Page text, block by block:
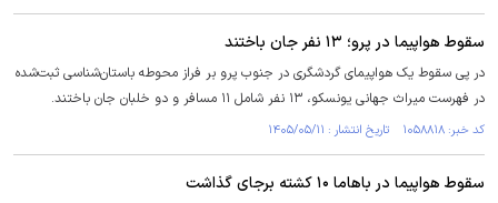
سقوط هواپیما در پرو؛ ۱۳ نفر جان باختند
در پی سقوط یک هواپیمای گردشگری در جنوب پرو بر فراز محوطه باستان‌شناسی ثبت‌شده
در فهرست میراث جهانی یونسکو، ۱۳ نفر شامل ۱۱ مسافر و دو خلبان جان باختند.
کد خبر: ۱۰۵۸۸۱۸ تاریخ انتشار : ۱۴۰۵/۰۵/۱۱
سقوط هواپیما در باهاما ۱۰ کشته برجای گذاشت